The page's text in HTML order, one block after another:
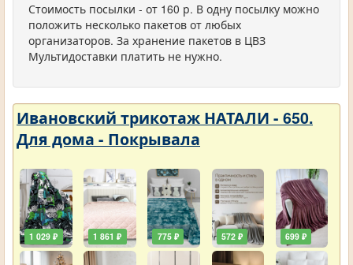
Стоимость посылки - от 160 р. В одну посылку можно
положить несколько пакетов от любых
организаторов. За хранение пакетов в ЦВЗ
Мультидоставки платить не нужно.
Ивановский трикотаж НАТАЛИ - 650.
Для дома - Покрывала
1 029 ₽ 1 861 ₽ 775 ₽ 572 ₽ 699 ₽